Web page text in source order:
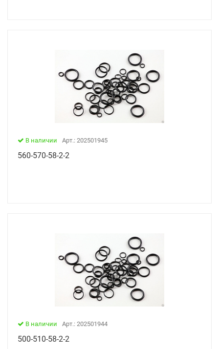
В наличии Арт.: 202501945
560-570-58-2-2
В наличии Арт.: 202501944
500-510-58-2-2